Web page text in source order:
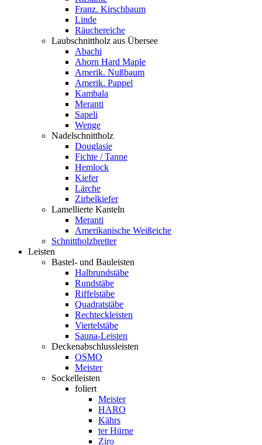
Franz. Kirschbaum
Linde
Räuchereiche
Laubschnittholz aus Übersee
Abachi
Ahorn Hard Maple
Amerik. Nußbaum
Amerik. Pappel
Kambala
Meranti
Sapeli
Wenge
Nadelschnittholz
Douglasie
Fichte / Tanne
Hemlock
Kiefer
Lärche
Zirbelkiefer
Lamellierte Kanteln
Meranti
Amerikanische Weißeiche
Schnittholzbretter
Leisten
Bastel- und Bauleisten
Halbrundstäbe
Rundstäbe
Riffelstäbe
Quadratstäbe
Rechteckleisten
Viertelstäbe
Sauna-Leisten
Deckenabschlussleisten
OSMO
Meister
Sockelleisten
foliert
Meister
HARO
Kährs
ter Hürne
Ziro